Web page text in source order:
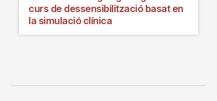
curs de dessensibilització basat en
la simulació clínica